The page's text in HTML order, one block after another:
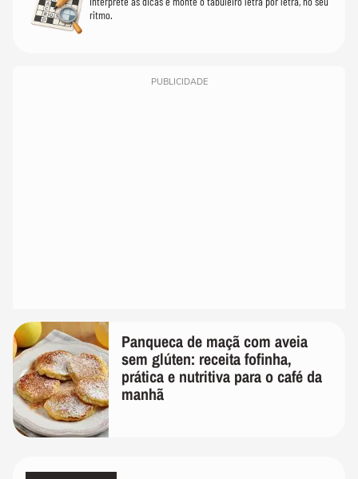
ritmo.
PUBLICIDADE
Panqueca de maçã com aveia
sem glúten: receita fofinha,
prática e nutritiva para o café da
manhã